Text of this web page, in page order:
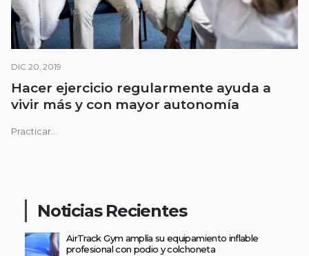
DIC 20, 2019
Hacer ejercicio regularmente ayuda a
vivir más y con mayor autonomía
Practicar...
Noticias Recientes
AirTrack Gym amplía su equipamiento inflable
profesional con podio y colchoneta